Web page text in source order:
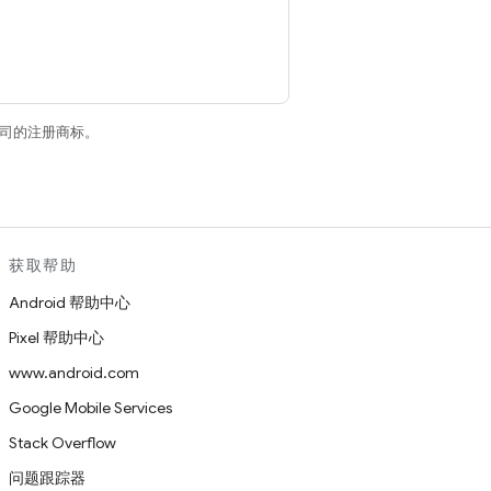
的注册商标。
获取帮助
Android 帮助中心
Pixel 帮助中心
www.android.com
Google Mobile Services
Stack Overflow
问题跟踪器